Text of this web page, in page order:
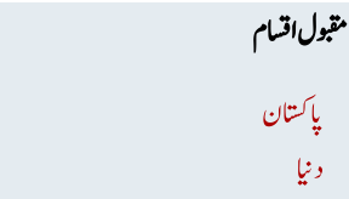
مقبول اقسام
پاکستان
دنیا